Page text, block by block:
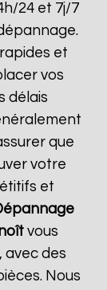
24 et 7j/7
et
vos
délais
que
votre
et
vous
avec des
Nous